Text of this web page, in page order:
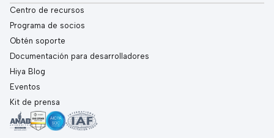
Centro de recursos
Programa de socios
Obtén soporte
Documentación para desarrolladores
Hiya Blog
Eventos
Kit de prensa